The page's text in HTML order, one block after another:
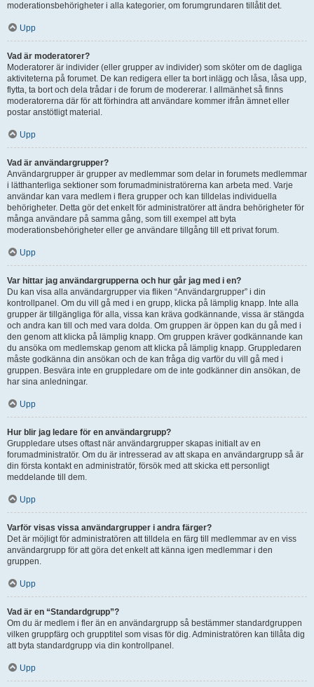
moderationsbehörigheter i alla kategorier, om forumgrundaren tillåtit det.
Upp
Vad är moderatorer?
Moderatorer är individer (eller grupper av individer) som sköter om de dagliga
aktiviteterna på forumet. De kan redigera eller ta bort inlägg och låsa, låsa upp,
flytta, ta bort och dela trådar i de forum de modererar. I allmänhet så finns
moderatorerna där för att förhindra att användare kommer ifrån ämnet eller
postar anstötligt material.
Upp
Vad är användargrupper?
Användargrupper är grupper av medlemmar som delar in forumets medlemmar
i lätthanterliga sektioner som forumadministratörerna kan arbeta med. Varje
användar kan vara medlem i flera grupper och kan tilldelas individuella
behörigheter. Detta gör det enkelt för administratörer att ändra behörigheter för
många användare på samma gång, som till exempel att byta
moderationsbehörigheter eller ge användare tillgång till ett privat forum.
Upp
Var hittar jag användargrupperna och hur går jag med i en?
Du kan visa alla användargrupper via fliken “Användargrupper” i din
kontrollpanel. Om du vill gå med i en grupp, klicka på lämplig knapp. Inte alla
grupper är tillgängliga för alla, vissa kan kräva godkännande, vissa är stängda
och andra kan till och med vara dolda. Om gruppen är öppen kan du gå med i
den genom att klicka på lämplig knapp. Om gruppen kräver godkännande kan
du ansöka om medlemskap genom att klicka på lämplig knapp. Gruppledaren
måste godkänna din ansökan och de kan fråga dig varför du vill gå med i
gruppen. Besvära inte en gruppledare om de inte godkänner din ansökan, de
har sina anledningar.
Upp
Hur blir jag ledare för en användargrupp?
Gruppledare utses oftast när användargrupper skapas initialt av en
forumadministratör. Om du är intresserad av att skapa en användargrupp så är
din första kontakt en administratör, försök med att skicka ett personligt
meddelande till dem.
Upp
Varför visas vissa användargrupper i andra färger?
Det är möjligt för administratören att tilldela en färg till medlemmar av en viss
användargrupp för att göra det enkelt att känna igen medlemmar i den
gruppen.
Upp
Vad är en “Standardgrupp”?
Om du är medlem i fler än en användargrupp så bestämmer standardgruppen
vilken gruppfärg och grupptitel som visas för dig. Administratören kan tillåta dig
att byta standardgrupp via din kontrollpanel.
Upp